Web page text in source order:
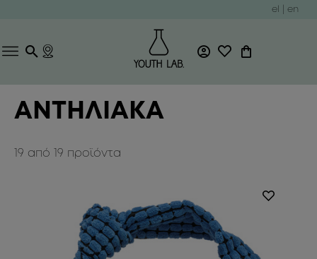
el en
ΑΝΤΗΛΙΑΚΑ
19 από 19 προϊόντα